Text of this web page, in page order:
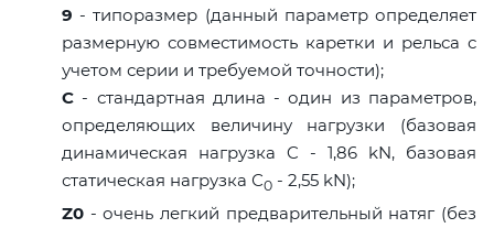
9 - типоразмер (данный параметр определяет
размерную совместимость каретки и рельса с
учетом серии и требуемой точности);
C - стандартная длина - один из параметров,
определяющих величину нагрузки (базовая
динамическая нагрузка C - 1,86 kN, базовая
статическая нагрузка С0 - 2,55 kN);
Z0 - очень легкий предварительный натяг (без